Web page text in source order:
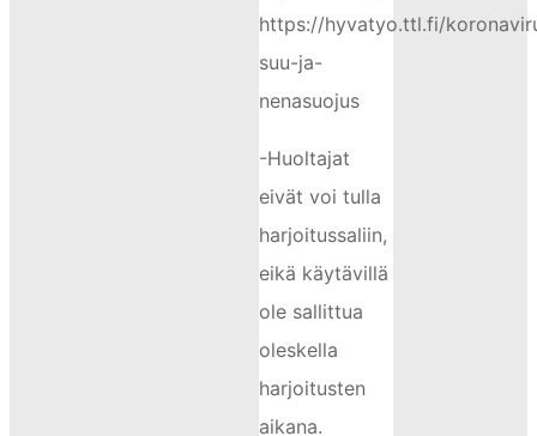
https://hyvatyo.ttl.fi/
suu-ja-
nenasuojus
-Huoltajat
eivät voi tulla
harjoitussaliin,
eikä käytävillä
ole sallittua
oleskella
harjoitusten
aikana.